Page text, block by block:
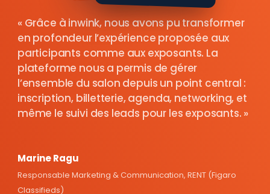
Grâce à inwink, nous avons pu transformer
en profondeur l’expérience proposée aux
participants comme aux exposants. La
plateforme nous a permis de gérer
l’ensemble du salon depuis un point central :
inscription, billetterie, agenda, networking, et
même le suivi des leads pour les exposants.
Marine Ragu
Responsable Marketing & Communication, RENT (Figaro
Classifieds)